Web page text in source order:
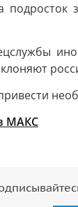
МАКС